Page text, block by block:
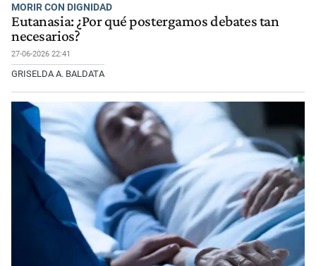
MORIR CON DIGNIDAD
Eutanasia: ¿Por qué postergamos debates tan
necesarios?
27-06-2026 22:41
GRISELDA A. BALDATA